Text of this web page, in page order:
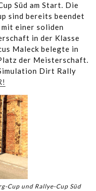
Süd am Start. Die
sind bereits beendet
einer soliden
in der Klasse
Maleck belegte in
der Meisterschaft.
Dirt Rally
Cup und Rallye-Cup Süd